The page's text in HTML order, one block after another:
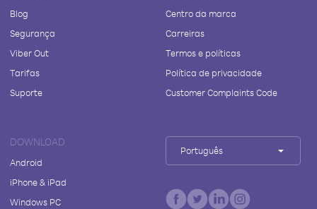
Blog
Segurança
Viber Out
Tarifas
Suporte
Centro da marca
Carreiras
Termos e políticas
Política de privacidade
Customer Complaints Code
DOWNLOAD
Android
iPhone & iPad
Windows PC
Português